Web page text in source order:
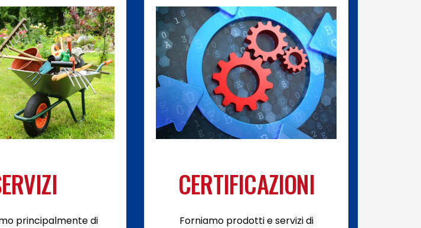
principalmente di
CERTIFICAZIONI
Forniamo prodotti e servizi di